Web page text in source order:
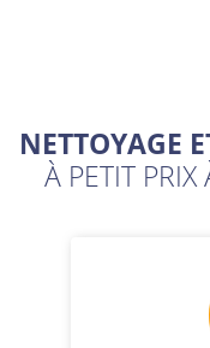
NETTOYAGE
À PETIT